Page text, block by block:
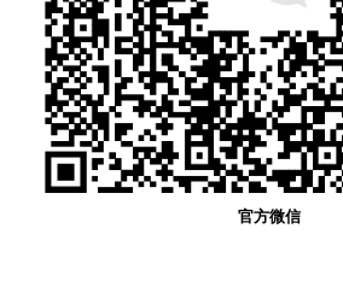
官方微信